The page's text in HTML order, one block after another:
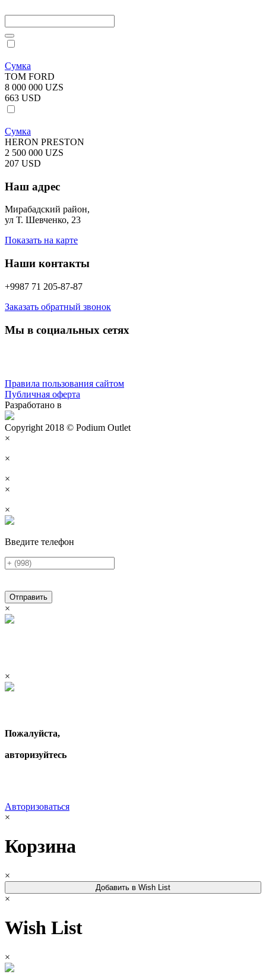
Сумка
TOM FORD
8 000 000 UZS
663 USD
Сумка
HERON PRESTON
2 500 000 UZS
207 USD
Наш адрес
Мирабадский район,
ул Т. Шевченко, 23
Показать на карте
Наши контакты
+9987 71 205-87-87
Заказать обратный звонок
Мы в социальных сетях
Правила пользования сайтом
Публичная оферта
Разработано в
Copyright 2018 © Podium Outlet
×
×
×
×
×
Введите телефон
Отправить
×
×
Пожалуйста,
авторизуйтесь
Авторизоваться
×
Корзина
×
Добавить в Wish List
×
Wish List
×